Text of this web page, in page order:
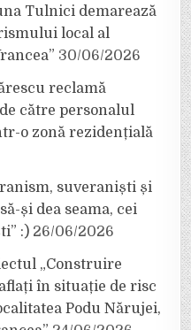
Tulnici demarează
local al
30/06/2026
reclamă
către personalul
o zonă rezidențială
suveraniști și
și dea seama, cei
:) 26/06/2026
„Construire
în situație de risc
Podu Nărujei,